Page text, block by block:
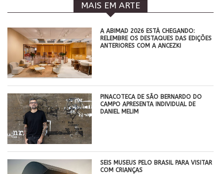
MAIS EM ARTE
A ABIMAD 2026 ESTÁ CHEGANDO:
RELEMBRE OS DESTAQUES DAS EDIÇÕES
ANTERIORES COM A ANCEZKI
PINACOTECA DE SÃO BERNARDO DO
CAMPO APRESENTA INDIVIDUAL DE
DANIEL MELIM
SEIS MUSEUS PELO BRASIL PARA VISITAR
COM CRIANÇAS